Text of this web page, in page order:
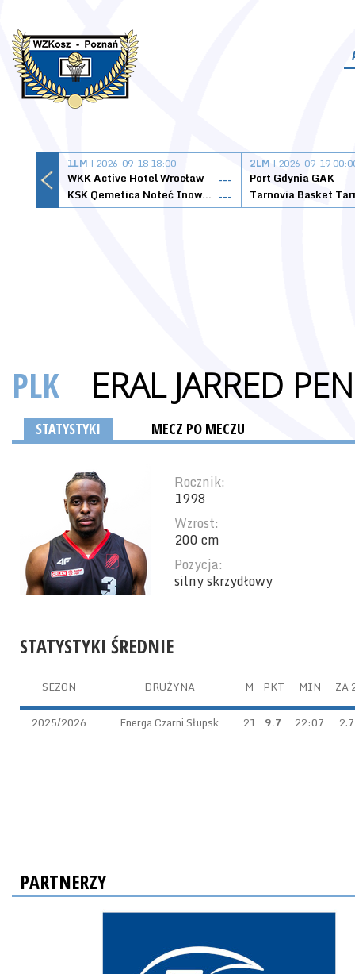
1LM | 2026-09-18 18:00
WKK Active Hotel Wrocław
---
KSK Qemetica Noteć Inowrocław ---
2LM | 2026-09-19
Port Gdynia GAK
PLK ERAL JARRED
STATYSTYKI MECZ PO MECZU
Rocznik:
1998
Wzrost:
200 cm
Pozycja:
silny skrzydłowy
STATYSTYKI ŚREDNIE
SEZON DRUŻYNA M PKT MIN ZA
2025/2026 Energa Czarni Słupsk 21 9.7 22:07 2.7
PARTNERZY